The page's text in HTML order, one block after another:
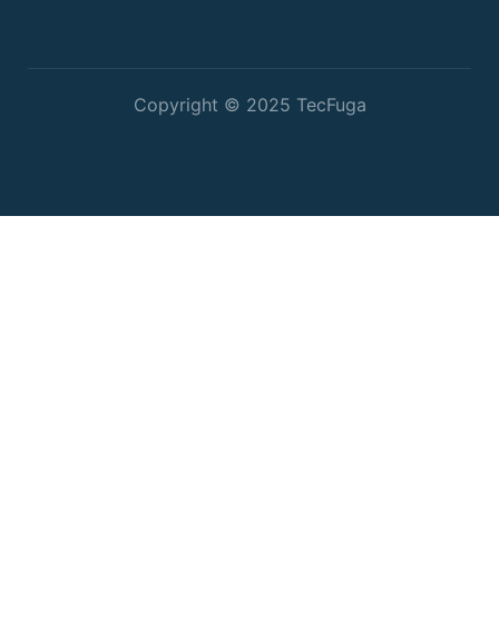
Copyright © 2025 TecFuga